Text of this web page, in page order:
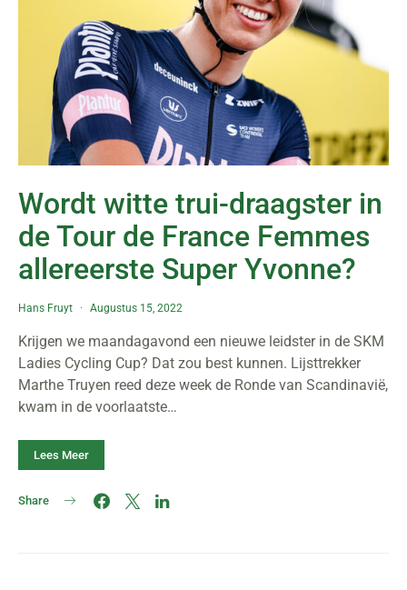
Wordt witte trui-draagster in
de Tour de France Femmes
allereerste Super Yvonne?
Hans Fruyt Augustus 15, 2022
Krijgen we maandagavond een nieuwe leidster in de SKM
Ladies Cycling Cup? Dat zou best kunnen. Lijsttrekker
Marthe Truyen reed deze week de Ronde van Scandinavië,
kwam in de voorlaatste…
Lees Meer
Share